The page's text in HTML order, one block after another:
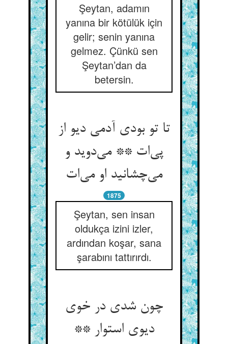
Şeytan, adamın
yanına bir kötülük için
gelir; senin yanına
gelmez. Çünkü sen
Şeytan’dan da
betersin.
تا تو بودی آدمی دیو از
پی‌‌ات ** می‌‌دوید و
1875
Şeytan, sen insan
oldukça izini izler,
ardından koşar, sana
şarabını tattırırdı.
چون شدی در خوی
دیوی استوار **